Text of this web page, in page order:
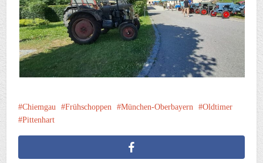
Chiemgau Frühschoppen München-Oberbayern
Oldtimer
Pittenhart